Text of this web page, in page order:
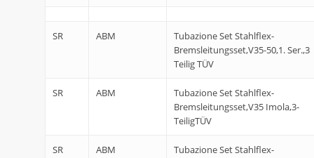
SR ABM
Tubazione Set Stahlflex-
Bremsleitungsset,V35-50,1. Ser.,3
Teilig TÜV
SR ABM
Tubazione Set Stahlflex-
Bremsleitungsset,V35 Imola,3-
TeiligTÜV
SR ABM
Tubazione Set Stahlflex-